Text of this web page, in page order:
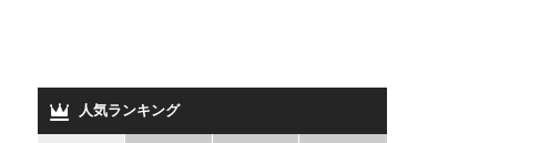
人気ランキング